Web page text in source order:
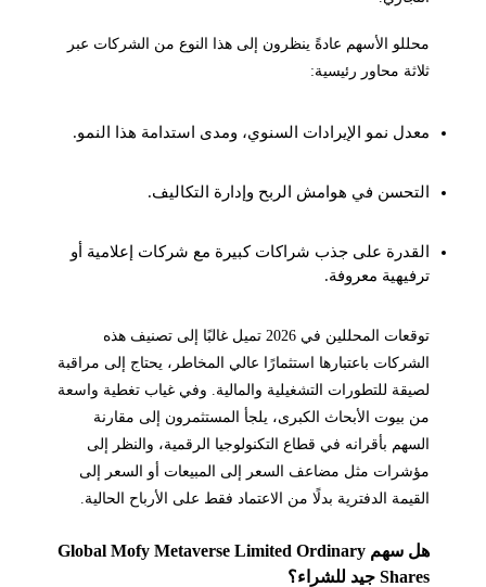
محللو الأسهم عادةً ينظرون إلى هذا النوع من الشركات عبر
ثلاثة محاور رئيسية:
معدل نمو الإيرادات السنوي، ومدى استدامة هذا النمو.
التحسن في هوامش الربح وإدارة التكاليف.
القدرة على جذب شراكات كبيرة مع شركات إعلامية أو
ترفيهية معروفة.
توقعات المحللين في 2026 تميل غالبًا إلى تصنيف هذه
الشركات باعتبارها استثمارًا عالي المخاطر، يحتاج إلى مراقبة
لصيقة للتطورات التشغيلية والمالية. وفي غياب تغطية واسعة
من بيوت الأبحاث الكبرى، يلجأ المستثمرون إلى مقارنة
السهم بأقرانه في قطاع التكنولوجيا الرقمية، والنظر إلى
مؤشرات مثل مضاعف السعر إلى المبيعات أو السعر إلى
القيمة الدفترية بدلًا من الاعتماد فقط على الأرباح الحالية.
هل سهم Global Mofy Metaverse Limited Ordinary
Shares جيد للشراء؟